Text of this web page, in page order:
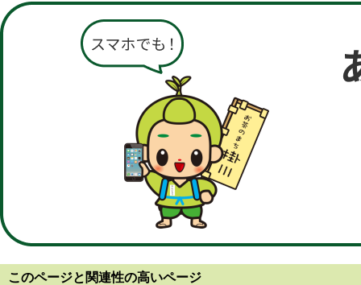
このページと 関連性の高いページ